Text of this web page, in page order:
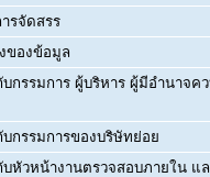
รจัดสรร
ของข้อมูล
บกรรมการ ผู้บริหาร ผู้มีอำนาจค
บกรรมการของบริษัทย่อย
บหัวหน้างานตรวจสอบภายใน แ